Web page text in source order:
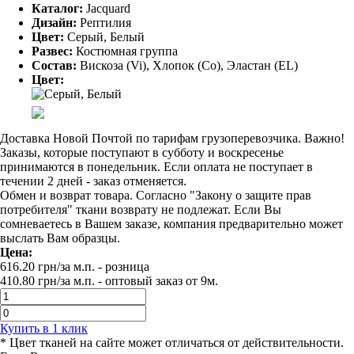
Каталог: Jacquard
Дизайн: Рептилия
Цвет: Серый, Белый
Развес: Костюмная группа
Состав: Вискоза (Vi), Хлопок (Co), Эластан (EL)
Цвет:
Доставка Новой Почтой по тарифам грузоперевозчика. Важно!
Заказы, которые поступают в субботу и воскресенье
принимаются в понедельник. Если оплата не поступает в
течении 2 дней - заказ отменяется.
Обмен и возврат товара. Согласно "Закону о защите прав
потребителя" ткани возврату не подлежат. Если Вы
сомневаетесь в Вашем заказе, компания предварительно может
выслать Вам образцы.
Цена:
616.20 грн/за м.п. - розница
410.80 грн/за м.п. - оптовый заказ от 9м.
Купить в 1 клик
* Цвет тканей на сайте может отличаться от действительности.